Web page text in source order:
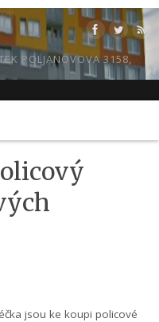
POLJANOVOVA 3158,
jsou ke koupi policové